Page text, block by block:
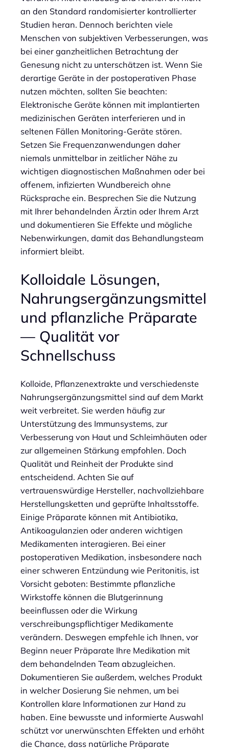
an den Standard randomisierter kontrollierter
Studien heran. Dennoch berichten viele
Menschen von subjektiven Verbesserungen, was
bei einer ganzheitlichen Betrachtung der
Genesung nicht zu unterschätzen ist. Wenn Sie
derartige Geräte in der postoperativen Phase
nutzen möchten, sollten Sie beachten:
Elektronische Geräte können mit implantierten
medizinischen Geräten interferieren und in
seltenen Fällen Monitoring-Geräte stören.
Setzen Sie Frequenzanwendungen daher
niemals unmittelbar in zeitlicher Nähe zu
wichtigen diagnostischen Maßnahmen oder bei
offenem, infizierten Wundbereich ohne
Rücksprache ein. Besprechen Sie die Nutzung
mit Ihrer behandelnden Ärztin oder Ihrem Arzt
und dokumentieren Sie Effekte und mögliche
Nebenwirkungen, damit das Behandlungsteam
informiert bleibt.
Kolloidale Lösungen,
Nahrungsergänzungsmittel
und pflanzliche Präparate
— Qualität vor
Schnellschuss
Kolloide, Pflanzenextrakte und verschiedenste
Nahrungsergänzungsmittel sind auf dem Markt
weit verbreitet. Sie werden häufig zur
Unterstützung des Immunsystems, zur
Verbesserung von Haut und Schleimhäuten oder
zur allgemeinen Stärkung empfohlen. Doch
Qualität und Reinheit der Produkte sind
entscheidend. Achten Sie auf
vertrauenswürdige Hersteller, nachvollziehbare
Herstellungsketten und geprüfte Inhaltsstoffe.
Einige Präparate können mit Antibiotika,
Antikoagulanzien oder anderen wichtigen
Medikamenten interagieren. Bei einer
postoperativen Medikation, insbesondere nach
einer schweren Entzündung wie Peritonitis, ist
Vorsicht geboten: Bestimmte pflanzliche
Wirkstoffe können die Blutgerinnung
beeinflussen oder die Wirkung
verschreibungspflichtiger Medikamente
verändern. Deswegen empfehle ich Ihnen, vor
Beginn neuer Präparate Ihre Medikation mit
dem behandelnden Team abzugleichen.
Dokumentieren Sie außerdem, welches Produkt
in welcher Dosierung Sie nehmen, um bei
Kontrollen klare Informationen zur Hand zu
haben. Eine bewusste und informierte Auswahl
schützt vor unerwünschten Effekten und erhöht
die Chance, dass natürliche Präparate